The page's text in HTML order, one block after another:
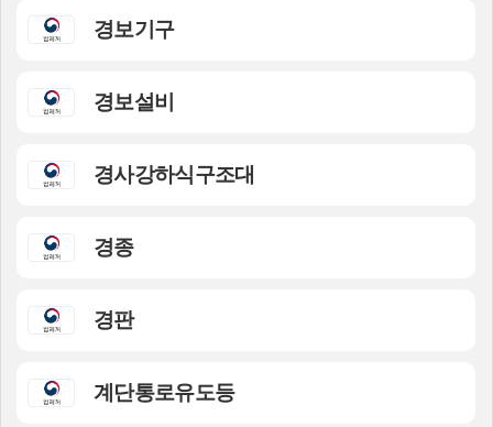
경보기구
경보설비
경사강하식구조대
경종
경판
계단통로유도등